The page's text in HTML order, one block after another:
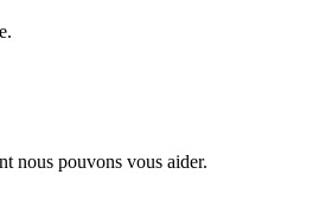
nous pouvons vous aider.